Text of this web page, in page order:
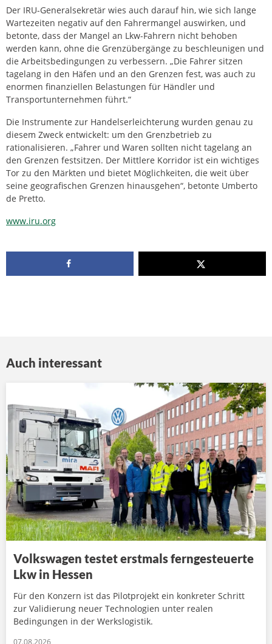
Der IRU-Generalsekretär wies auch darauf hin, wie sich lange
Wartezeiten negativ auf den Fahrermangel auswirken, und
betonte, dass der Mangel an Lkw-Fahrern nicht behoben
werden kann, ohne die Grenzübergänge zu beschleunigen und
die Arbeitsbedingungen zu verbessern. „Die Fahrer sitzen
tagelang in den Häfen und an den Grenzen fest, was auch zu
enormen finanziellen Belastungen für Händler und
Transportunternehmen führt.“
Die Instrumente zur Handelserleichterung wurden genau zu
diesem Zweck entwickelt: um den Grenzbetrieb zu
rationalisieren. „Fahrer und Waren sollten nicht tagelang an
den Grenzen festsitzen. Der Mittlere Korridor ist ein wichtiges
Tor zu den Märkten und bietet Möglichkeiten, die weit über
seine geografischen Grenzen hinausgehen“, betonte Umberto
de Pretto.
www.iru.org
Auch interessant
Volkswagen testet erstmals ferngesteuerte
Lkw in Hessen
Für den Konzern ist das Pilotprojekt ein konkreter Schritt
zur Validierung neuer Technologien unter realen
Bedingungen in der Werkslogistik.
07.08.2026